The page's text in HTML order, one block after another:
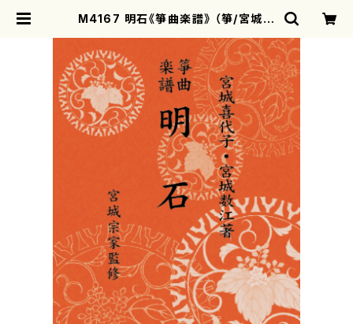
M4167 明石《箏曲楽譜》 （箏/宮城喜
古典楽譜） | motherearth